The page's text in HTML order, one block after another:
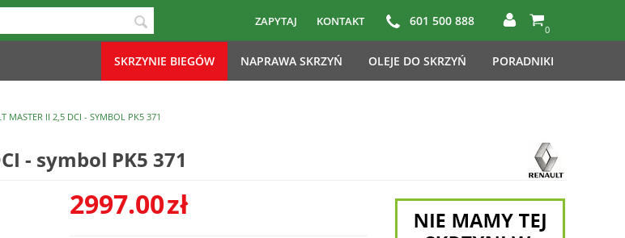
ZAPYTAJ KONTAKT 601 500 888
0
SKRZYNIE BIEGÓW NAPRAWA SKRZYŃ OLEJE DO SKRZYŃ PORADNIKI
MASTER II 2,5 DCI - SYMBOL PK5 371
- symbol PK5 371
2997.00zł